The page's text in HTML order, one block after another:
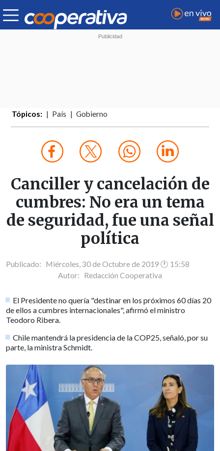
Tópicos: País Gobierno
Canciller y cancelación de
cumbres: No era un tema
de seguridad, fue una señal
política
Publicado: Miércoles, 30 de Octubre de 2019 🕐 15:58
Autor: Redacción Cooperativa
El Presidente no quería "destinar en los próximos 60 días 20
de ellos a cumbres internacionales", afirmó el ministro
Teodoro Ribera.
Chile mantendrá la presidencia de la COP25, señaló, por su
parte, la ministra Schmidt.